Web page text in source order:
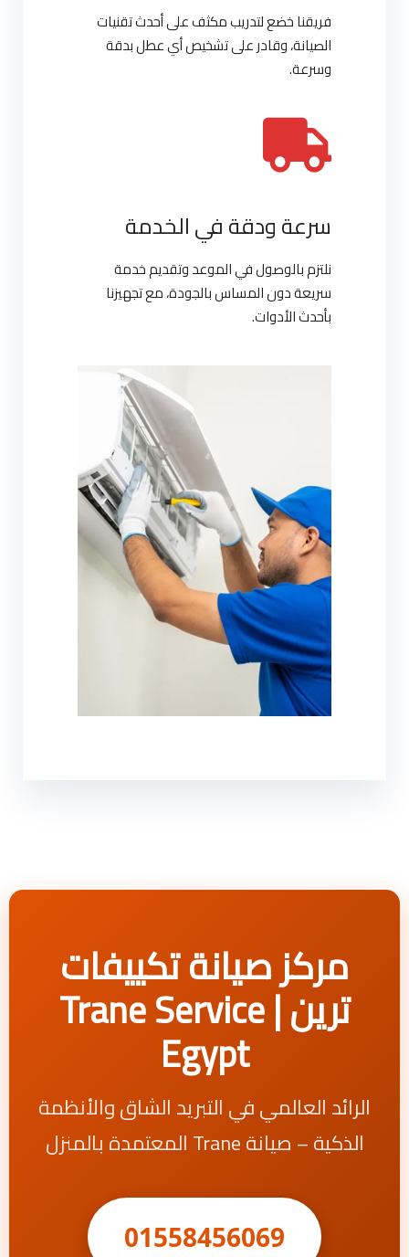
فريقنا خضع لتدريب مكثف على أحدث تقنيات
الصيانة، وقادر على تشخيص أي عطل بدقة
وسرعة.
سرعة ودقة في الخدمة
نلتزم بالوصول في الموعد وتقديم خدمة
سريعة دون المساس بالجودة، مع تجهيزنا
بأحدث الأدوات.
مركز صيانة تكييفات
ترين | Trane Service
Egypt
الرائد العالمي في التبريد الشاق والأنظمة
الذكية – صيانة Trane المعتمدة بالمنزل
01558456069